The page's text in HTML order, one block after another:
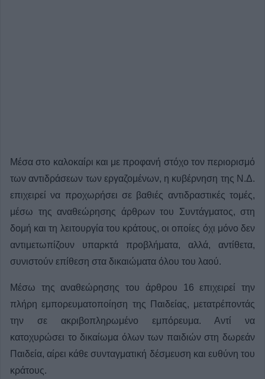
Μέσα στο καλοκαίρι και με προφανή στόχο τον περιορισμό
των αντιδράσεων των εργαζομένων, η κυβέρνηση της Ν.Δ.
επιχειρεί να προχωρήσει σε βαθιές αντιδραστικές τομές,
μέσω της αναθεώρησης άρθρων του Συντάγματος, στη
δομή και τη λειτουργία του κράτους, οι οποίες όχι μόνο δεν
αντιμετωπίζουν υπαρκτά προβλήματα, αλλά, αντίθετα,
συνιστούν επίθεση στα δικαιώματα όλου του λαού.
Μέσω της αναθεώρησης του άρθρου 16 επιχειρεί την
πλήρη εμπορευματοποίηση της Παιδείας, μετατρέποντάς
την σε ακριβοπληρωμένο εμπόρευμα. Αντί να
κατοχυρώσει το δικαίωμα όλων των παιδιών στη δωρεάν
Παιδεία, αίρει κάθε συνταγματική δέσμευση και ευθύνη του
κράτους.